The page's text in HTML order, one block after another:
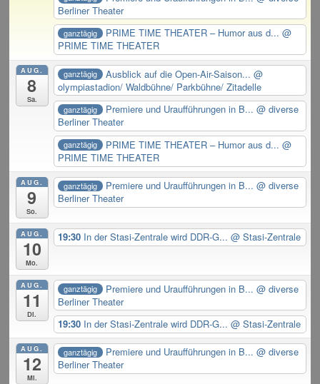
Berliner Theater
ganztägig PRIME TIME THEATER – Humor aus d... @
PRIME TIME THEATER
AUG.
8
Sa.
ganztägig Ausblick auf die Open-Air-Saison... @
olympiastadion/ Waldbühne/ Parkbühne/ Zitadelle
ganztägig Premiere und Uraufführungen in B... @ diverse
Berliner Theater
ganztägig PRIME TIME THEATER – Humor aus d... @
PRIME TIME THEATER
AUG.
9
So.
ganztägig Premiere und Uraufführungen in B... @ diverse
Berliner Theater
AUG.
10
Mo.
19:30 In der Stasi-Zentrale wird DDR-G...@ Stasi-Zentrale
AUG.
11
Di.
ganztägig Premiere und Uraufführungen in B... @ diverse
Berliner Theater
19:30 In der Stasi-Zentrale wird DDR-G...@ Stasi-Zentrale
AUG.
12
Mi.
ganztägig Premiere und Uraufführungen in B... @ diverse
Berliner Theater